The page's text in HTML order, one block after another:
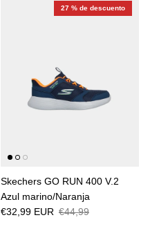
27 % de descuento
Skechers GO RUN 400 V.2
Azul marino/Naranja
€32,99 EUR €44,99